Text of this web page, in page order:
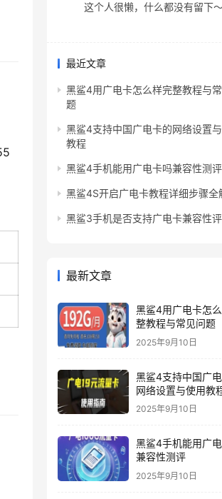
这个人很懒，什么都没有留下
最近文章
黑鲨4用广电卡怎么样完整教程与
题
黑鲨4支持中国广电卡的网络设置
教程
黑鲨4手机能用广电卡吗兼容性测评
黑鲨4S开启广电卡教程详细步骤全
黑鲨3手机是否支持广电卡兼容性
最新文章
黑鲨4用广电卡怎
整教程与常见问题
2025年9月10日
黑鲨4支持中国广
网络设置与使用教
2025年9月10日
黑鲨4手机能用广
兼容性测评
2025年9月10日